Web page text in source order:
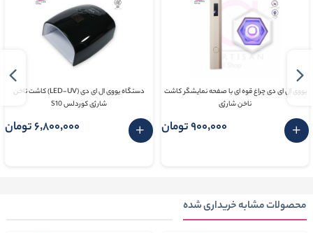
یووی ال ای دی چراغ قوه ای با صفحه نمایشگر کاشت
ناخن شارژی
900٬000 تومان
دستگاه یووی ال ای دی (LED-UV) کاشت ناخن
شارژی کوردلس S10
6٬800٬000 تومان
محصولات مشابه خریداری شده